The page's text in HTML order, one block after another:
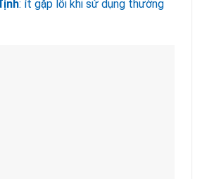
: ít gặp lỗi khi sử dụng thường